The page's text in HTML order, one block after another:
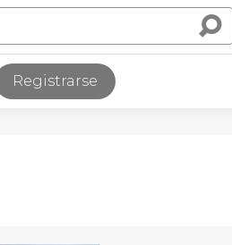
Registrarse